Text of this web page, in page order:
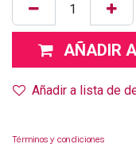
AÑADIR
Añadir a lista de
Términos y condiciones